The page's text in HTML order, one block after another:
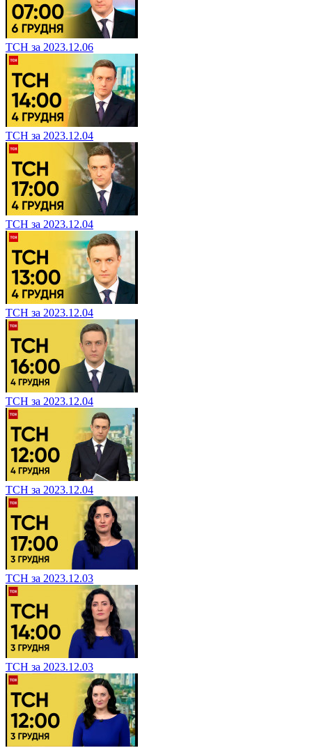
ТСН за 2023.12.06
ТСН за 2023.12.04
ТСН за 2023.12.04
ТСН за 2023.12.04
ТСН за 2023.12.04
ТСН за 2023.12.04
ТСН за 2023.12.03
ТСН за 2023.12.03